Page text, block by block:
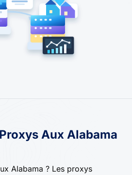
Aux Alabama
Alabama ? Les proxys